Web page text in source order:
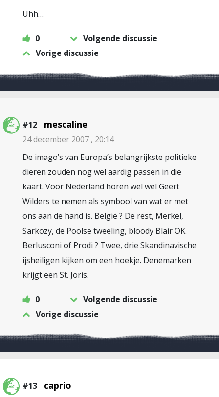
Uhh…
0
Volgende discussie
Vorige discussie
#12 mescaline
24 december 2007 , 20:14
De imago’s van Europa’s belangrijkste politieke
dieren zouden nog wel aardig passen in die
kaart. Voor Nederland horen wel wel Geert
Wilders te nemen als symbool van wat er met
ons aan de hand is. België ? De rest, Merkel,
Sarkozy, de Poolse tweeling, bloody Blair OK.
Berlusconi of Prodi ? Twee, drie Skandinavische
ijsheiligen kijken om een hoekje. Denemarken
krijgt een St. Joris.
0
Volgende discussie
Vorige discussie
#13 caprio